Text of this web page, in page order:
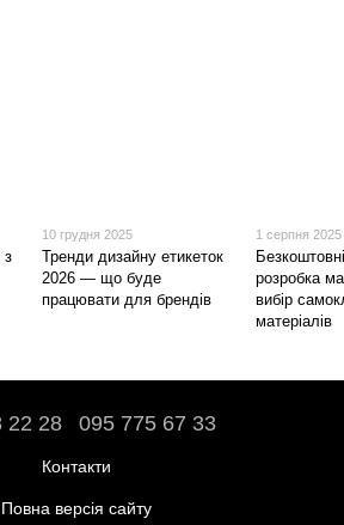
з
10 грудня 2025
Тренди дизайну етикеток
2026 — що буде
працювати для брендів
1 серпня 2025
розробка
вибір
матеріалів
22 28 095 775 67 33
Контакти
Повна версія сайту